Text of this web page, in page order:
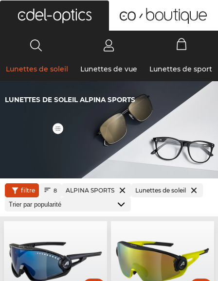
Lunettes de soleil Lunettes de vue Lunettes de sport
LUNETTES DE SOLEIL ALPINA SPORTS
filtre 8 ALPINA SPORTS Lunettes de soleil